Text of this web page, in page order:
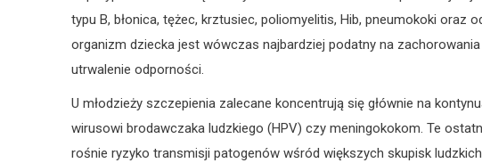
typu B, błonica, tężec, krztusiec, poliomyelitis, Hib, pneumokoki oraz
organizm dziecka jest wówczas najbardziej podatny na
utrwalenie odporności.
U młodzieży szczepienia zalecane koncentrują się głównie na
wirusowi brodawczaka ludzkiego (HPV) czy meningokokom. Te
rośnie ryzyko transmisji patogenów wśród większych skupisk